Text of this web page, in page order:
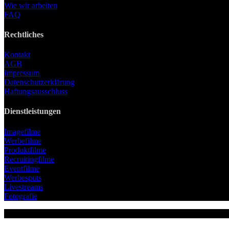
Wie wir arbeiten
FAQ
Rechtliches
Kontakt
AGB
Impressum
Datenschutzerklärung
Haftungsausschluss
Dienstleistungen
Imagefilme
Werbefilme
Produktfilme
Recruitingfilme
Eventfilme
Werbespots
Livestreams
Fotografie